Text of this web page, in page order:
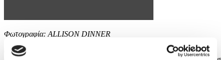
Φωτογραφία: ALLISON DINNER
epa12379302 Brittany Snow and Malin Akerman present Stephen